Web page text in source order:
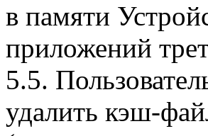
в памяти
приложений
5.5.
удалить кэш-